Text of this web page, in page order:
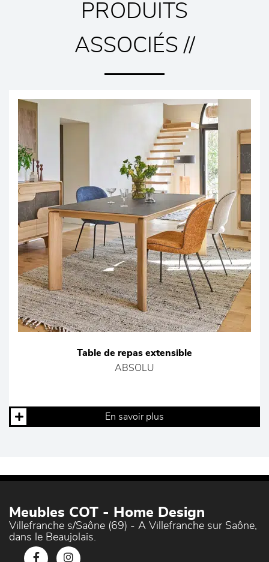
PRODUITS
ASSOCIÉS //
Table de repas extensible
ABSOLU
En savoir plus
Meubles COT - Home Design
Villefranche s/Saône (69) - A Villefranche sur Saône,
dans le Beaujolais.